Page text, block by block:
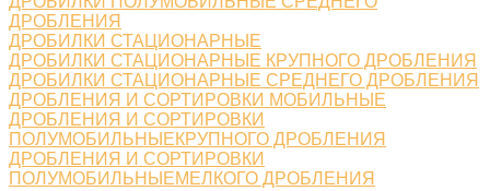
ДРОБЛЕНИЯ
ДРОБИЛКИ СТАЦИОНАРНЫЕ
ДРОБИЛКИ СТАЦИОНАРНЫЕ КРУПНОГО ДРОБЛЕНИЯ
ДРОБИЛКИ СТАЦИОНАРНЫЕ СРЕДНЕГО ДРОБЛЕНИЯ
ДРОБЛЕНИЯ И СОРТИРОВКИ МОБИЛЬНЫЕ
ДРОБЛЕНИЯ И СОРТИРОВКИ
ПОЛУМОБИЛЬНЫЕКРУПНОГО ДРОБЛЕНИЯ
ДРОБЛЕНИЯ И СОРТИРОВКИ
ПОЛУМОБИЛЬНЫЕМЕЛКОГО ДРОБЛЕНИЯ